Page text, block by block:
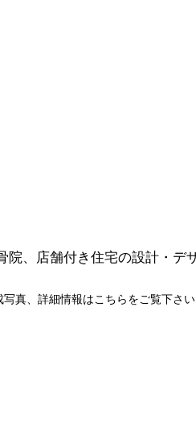
院、店舗付き住宅の設計・デ
写真、詳細情報はこちらをご覧下さい